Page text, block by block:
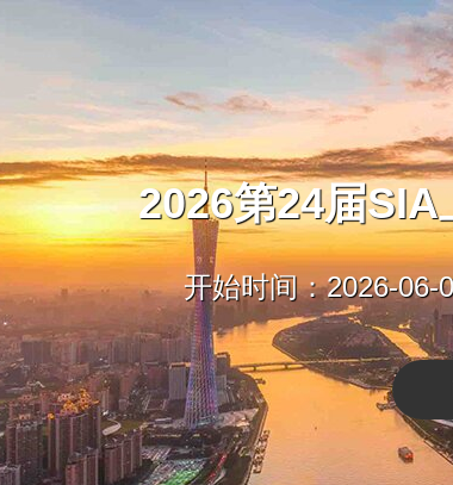
2026第24届
开始时间：2026-06-